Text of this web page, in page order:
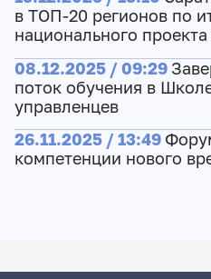
в ТОП-20 регионов по
национального
08.12.2025 / 09:29
поток обучения в
управленцев
26.11.2025 / 13:49
компетенции нового